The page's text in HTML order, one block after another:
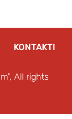
KONTAKTI
All rights